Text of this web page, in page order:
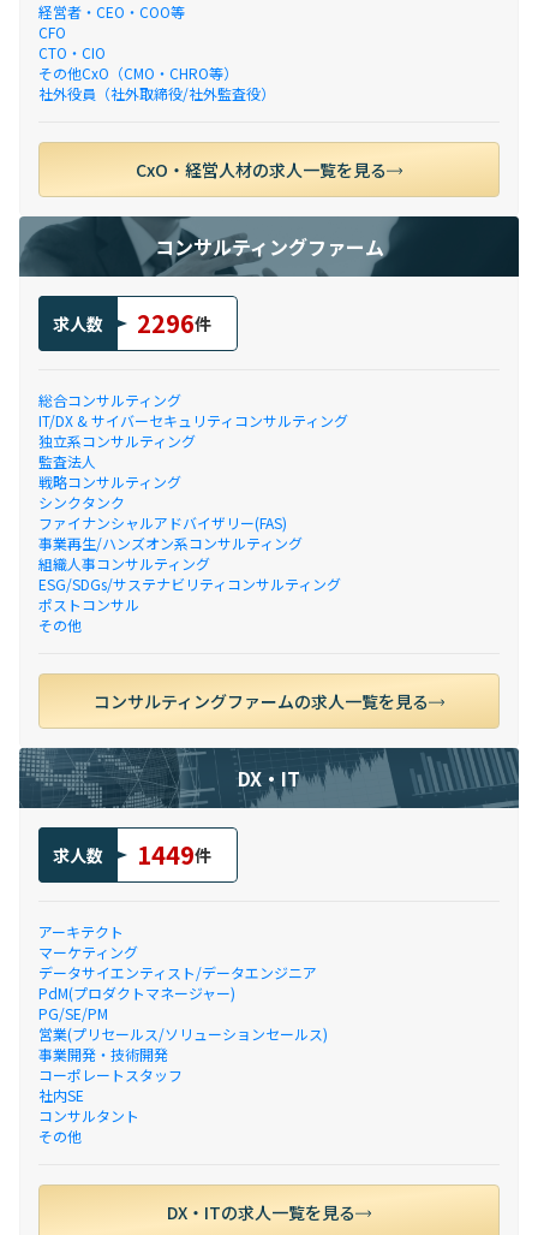
経営者・CEO・COO等
CFO
CTO・CIO
その他CxO（CMO・CHRO等）
社外役員（社外取締役/社外監査役）
CxO・経営人材の求人一覧を見る
コンサルティングファーム
求人数 2296件
総合コンサルティング
IT/DX & サイバーセキュリティコンサルティング
独立系コンサルティング
監査法人
戦略コンサルティング
シンクタンク
ファイナンシャルアドバイザリー(FAS)
事業再生/ハンズオン系コンサルティング
組織人事コンサルティング
ESG/SDGs/サステナビリティコンサルティング
ポストコンサル
その他
コンサルティングファームの求人一覧を見る
DX・IT
求人数 1449件
アーキテクト
マーケティング
データサイエンティスト/データエンジニア
PdM(プロダクトマネージャー)
PG/SE/PM
営業(プリセールス/ソリューションセールス)
事業開発・技術開発
コーポレートスタッフ
社内SE
コンサルタント
その他
DX・ITの求人一覧を見る